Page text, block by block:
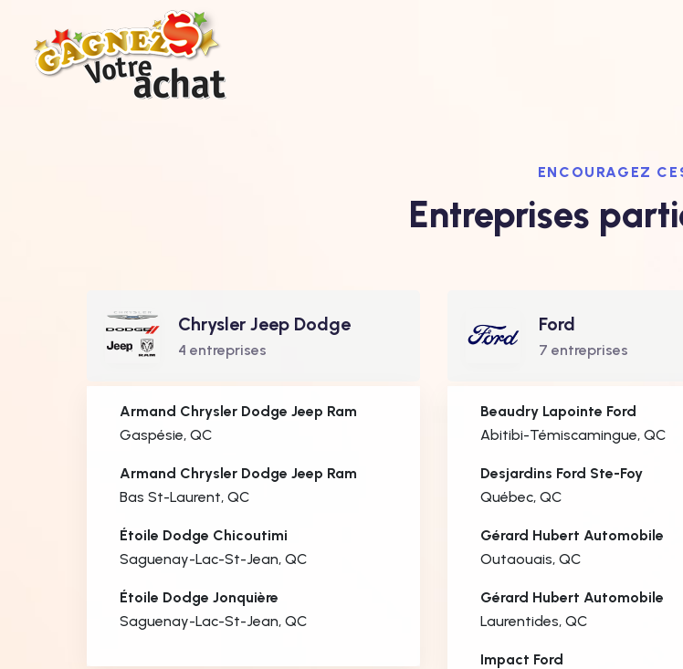
ENCOURAGEZ
Entreprises
Chrysler Jeep Dodge
4 entreprises
Armand Chrysler Dodge Jeep Ram
Gaspésie, QC
Armand Chrysler Dodge Jeep Ram
Bas St-Laurent, QC
Étoile Dodge Chicoutimi
Saguenay-Lac-St-Jean, QC
Étoile Dodge Jonquière
Saguenay-Lac-St-Jean, QC
Ford
7 entreprises
Beaudry Lapointe Ford
Abitibi-Témiscamingue, QC
Desjardins Ford Ste-Foy
Québec, QC
Gérard Hubert Automobile
Outaouais, QC
Gérard Hubert Automobile
Laurentides, QC
Impact Ford